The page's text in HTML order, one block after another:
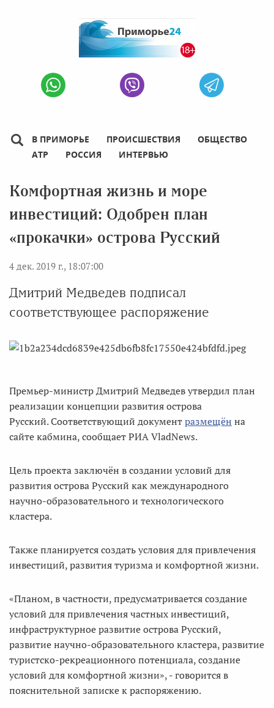
В ПРИМОРЬЕ ПРОИСШЕСТВИЯ
ОБЩЕСТВО
АТР
РОССИЯ ИНТЕРВЬЮ
Комфортная жизнь и море
инвестиций: Одобрен план
«прокачки» острова Русский
4 дек. 2019 г., 18:07:00
Дмитрий Медведев подписал
соответствующее распоряжение
Премьер-министр Дмитрий Медведев утвердил план
реализации концепции развития острова
Русский. Соответствующий документразмещён на
сайте кабмина, сообщает РИА VladNews.
Цель проекта заключён в создании условий для
развития острова Русский как международного
научно-образовательного и технологического
кластера.
Также планируется создать условия для привлечения
инвестиций, развития туризма и комфортной жизни.
«Планом, в частности, предусматривается создание
условий для привлечения частных инвестиций,
инфраструктурное развитие острова Русский,
развитие научно-образовательного кластера, развитие
туристско-рекреационного потенциала, создание
условий для комфортной жизни», - говорится в
пояснительной записке к распоряжению.